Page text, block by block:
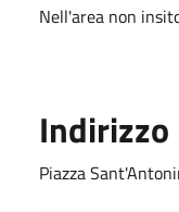
Nell'area non
Indirizzo
Piazza